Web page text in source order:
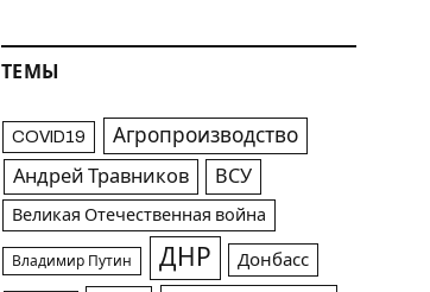
ТЕМЫ
COVID19 Агропроизводство
Андрей Травников ВСУ
Великая Отечественная война
Владимир Путин ДНР Донбасс